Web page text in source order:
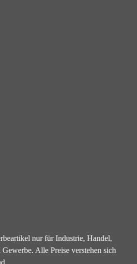
nur für Industrie, Handel,
Alle Preise verstehen sich